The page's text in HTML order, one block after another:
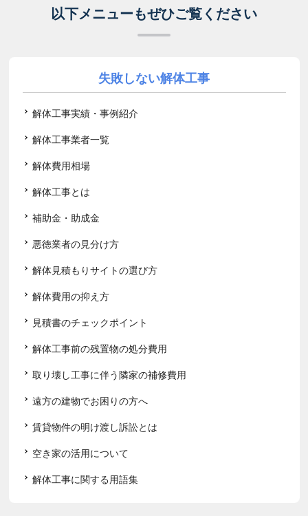
以下メニューもぜひご覧ください
失敗しない解体工事
解体工事実績・事例紹介
解体工事業者一覧
解体費用相場
解体工事とは
補助金・助成金
悪徳業者の見分け方
解体見積もりサイトの選び方
解体費用の抑え方
見積書のチェックポイント
解体工事前の残置物の処分費用
取り壊し工事に伴う隣家の補修費用
遠方の建物でお困りの方へ
賃貸物件の明け渡し訴訟とは
空き家の活用について
解体工事に関する用語集